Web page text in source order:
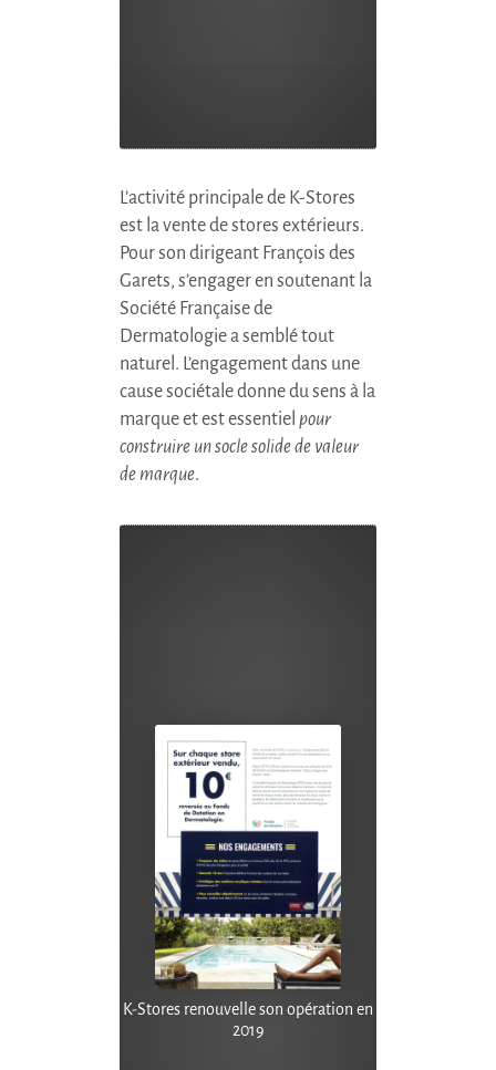
L’activité principale de K-Stores
est la vente de stores extérieurs.
Pour son dirigeant François des
Garets, s’engager en soutenant la
Société Française de
Dermatologie a semblé tout
naturel. L’engagement dans une
cause sociétale donne du sens à la
marque et est essentiel pour
construire un socle solide de valeur
de marque.
K-Stores renouvelle son opération en
2019